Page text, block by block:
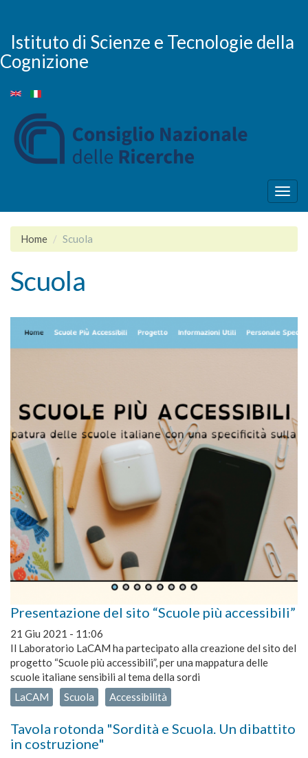
contenuto
principale
Istituto di Scienze e Tecnologie della
Cognizione
Home Scuola
Scuola
Presentazione del sito “Scuole più accessibili”
21 Giu 2021 - 11:06
Il Laboratorio LaCAM ha partecipato alla creazione del sito del
progetto “Scuole più accessibili”, per una mappatura delle
scuole italiane sensibili al tema della sordi
LaCAM
Scuola Accessibilità
Tavola rotonda "Sordità e Scuola. Un dibattito
in costruzione"